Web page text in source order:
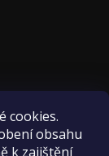
cookies.
obsahu
k zajištění